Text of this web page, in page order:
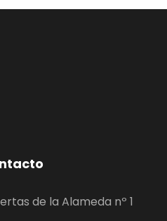
de la Alameda nº 1